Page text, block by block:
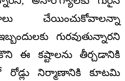
చేయించుకోవాలన్నా
గురవుతున్నారని
ఈ కష్టాలను తీర్చడానికి
నిర్మాణానికి కూటమి